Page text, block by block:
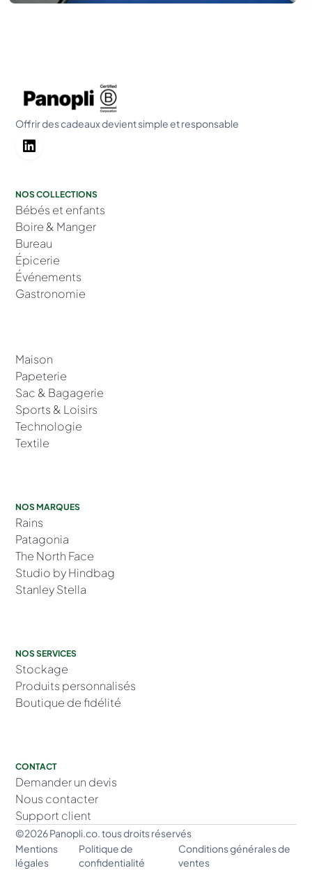
Offrir des cadeaux devient simple et responsable
NOS COLLECTIONS
Bébés et enfants
Boire & Manger
Bureau
Épicerie
Événements
Gastronomie
Maison
Papeterie
Sac & Bagagerie
Sports & Loisirs
Technologie
Textile
NOS MARQUES
Rains
Patagonia
The North Face
Studio by Hindbag
Stanley Stella
NOS SERVICES
Stockage
Produits personnalisés
Boutique de fidélité
CONTACT
Demander un devis
Nous contacter
Support client
©2026 Panopli.co. tous droits réservés
Mentions
légales
Politique de
confidentialité
Conditions générales de
ventes